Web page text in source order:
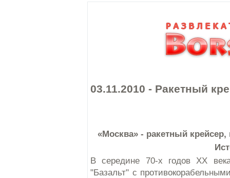
03.11.2010 - Ракетный
«Москва» - ракетный крейсер,
В середине 70-х годов XX
"Базальт" с